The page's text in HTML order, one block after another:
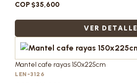
COP $35,600
VER DETALLE
Mantel cafe rayas 150x225cm
LEN-3126